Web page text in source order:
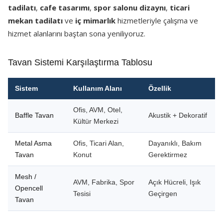
tadilatı, cafe tasarımı, spor salonu dizaynı, ticari
mekan tadilatı ve iç mimarlık hizmetleriyle çalışma ve
hizmet alanlarını baştan sona yeniliyoruz.
Tavan Sistemi Karşılaştırma Tablosu
Sistem Kullanım Alanı Özellik
Baffle Tavan
Ofis, AVM, Otel,
Kültür Merkezi
Akustik + Dekoratif
Metal Asma
Tavan
Ofis, Ticari Alan,
Konut
Dayanıklı, Bakım
Gerektirmez
Mesh /
Opencell
Tavan
AVM, Fabrika, Spor
Tesisi
Açık Hücreli, Işık
Geçirgen